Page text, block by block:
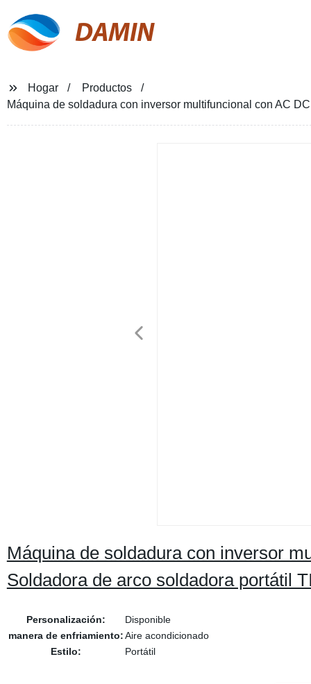
DAMIN
Hogar
Productos
Máquina de soldadura con inversor multifuncional con AC
Máquina de soldadura con inversor
Soldadora de arco soldadora portátil
Personalización:
Disponible
manera de enfriamiento:Aire acondicionado
Estilo:
Portátil